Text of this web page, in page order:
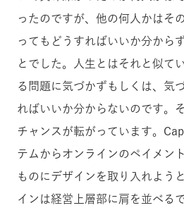
ったのですが、他の何人かはそ
ってもどうすればいいか分から
とでした。人生とはそれと似て
る問題に気づかずもしくは、気
ればいいか分からないのです。
チャンスが転がっています。
テムからオンラインのペイメン
ものにデザインを取り入れよう
インは経営上層部に肩を並べる